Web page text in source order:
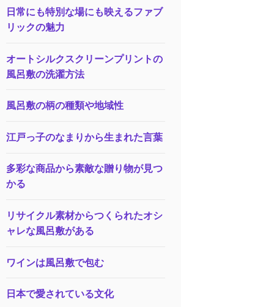
日常にも特別な場にも映えるファブ
リックの魅力
オートシルクスクリーンプリントの
風呂敷の洗濯方法
風呂敷の柄の種類や地域性
江戸っ子のなまりから生まれた言葉
多彩な商品から素敵な贈り物が見つ
かる
リサイクル素材からつくられたオシ
ャレな風呂敷がある
ワインは風呂敷で包む
日本で愛されている文化